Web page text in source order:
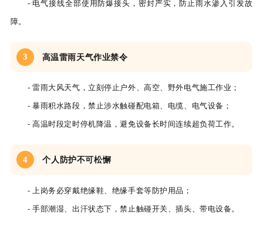
- 电气接线全部使用防爆接头，密封严实，防止雨水渗入引发故
障。
3 高温雷雨天气作业禁令
- 雷雨大风天气，立刻停止户外、高空、野外电气施工作业；
- 暴雨积水路段，禁止涉水触碰配电箱、电缆、电气设备；
- 高温时段定时停机降温，避免设备长时间连续超负荷工作。
4 个人防护不可松懈
- 上岗务必穿戴绝缘鞋、绝缘手套等防护用品；
- 手部潮湿、出汗状态下，禁止触碰开关、插头、带电设备。